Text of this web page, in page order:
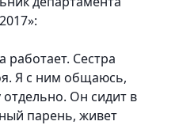
работает. Сестра
Я с ним общаюсь,
Он сидит в
парень, живет